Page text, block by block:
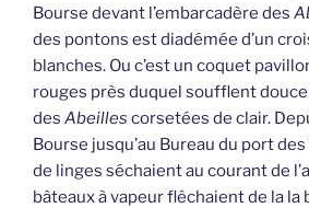
Bourse devant l’embarcadère des
des pontons est diadémée d’un
blanches. Ou c’est un coquet
rouges près duquel soufflent
des Abeilles corsetées de clair.
Bourse jusqu’au Bureau du port
de linges séchaient au courant de
bâteaux à vapeur flêchaient de la la